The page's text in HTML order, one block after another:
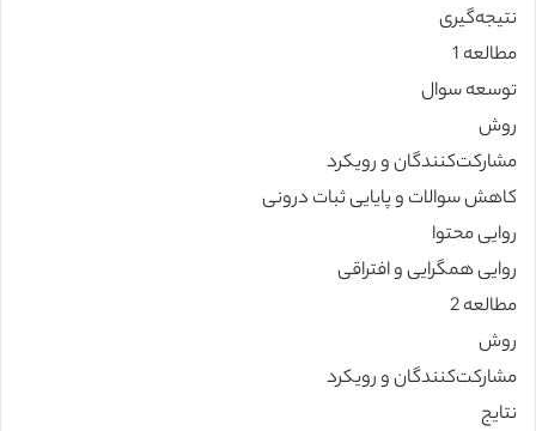
نتیجه‌گیری
مطالعه 1
توسعه سوال
روش
مشارکت‌کنندگان و رویکرد
کاهش سوالات و پایایی ثبات درونی
روایی محتوا
روایی همگرایی و افتراقی
مطالعه 2
روش
مشارکت‌کنندگان و رویکرد
نتایج